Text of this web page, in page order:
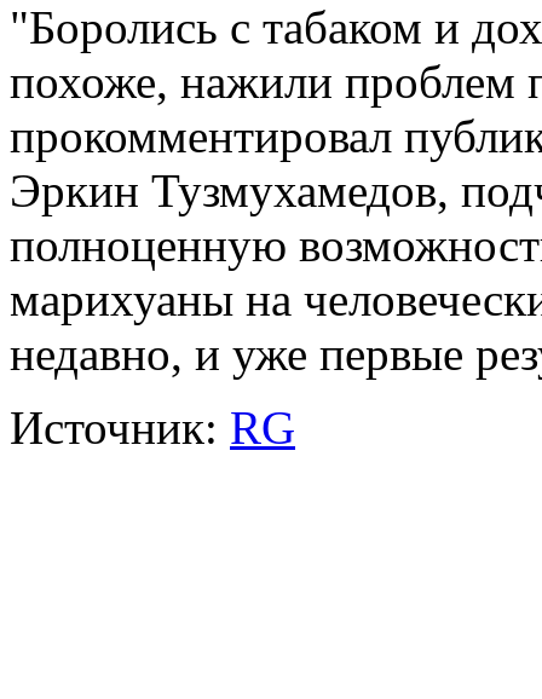
"Боролись с табаком и
похоже, нажили проблем
прокомментировал
Эркин Тузмухамедов,
полноценную
марихуаны на
недавно, и уже первые
Источник: RG